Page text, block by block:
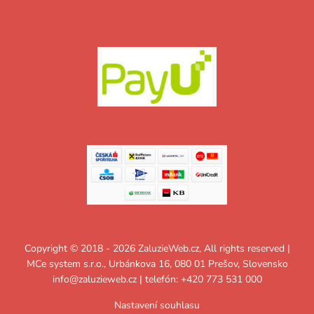
Copyright © 2018 - 2026 ZaluzieWeb.cz, All rights reserved |
MCe system s.r.o., Urbánkova 16, 080 01 Prešov, Slovensko
info@zaluzieweb.cz| telefón: +420 773 531 000
Nastavení souhlasu